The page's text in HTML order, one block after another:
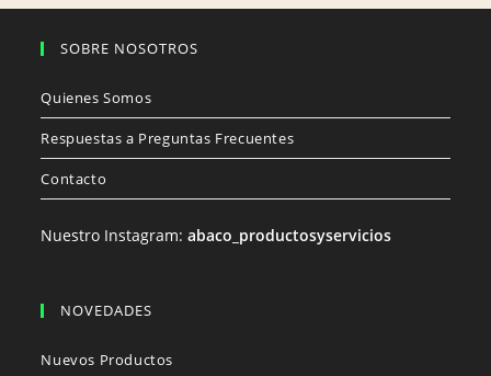
SOBRE NOSOTROS
Quienes Somos
Respuestas a Preguntas Frecuentes
Contacto
Nuestro Instagram:abaco_productosyservicios
NOVEDADES
Nuevos Productos